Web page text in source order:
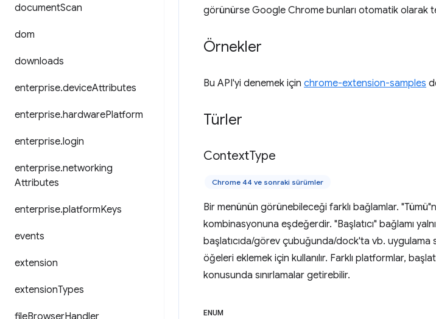
documentScan
dom
downloads
enterprise.deviceAttributes
enterprise.hardwarePlatform
enterprise.login
enterprise.networking
Attributes
enterprise.platformKeys
events
extension
extensionTypes
fileBrowserHandler
görünürse Google Chrome bunları otomatik olarak
Örnekler
Bu API'yi denemek için chrome-extension-samples
Türler
ContextType
Chrome 44 ve sonraki sürümler
Bir menünün görünebileceği farklı bağlamlar.
kombinasyonuna eşdeğerdir. "Başlatıcı" bağlamı
başlatıcıda/görev çubuğunda/dock'ta vb. uygulama
öğeleri eklemek için kullanılır. Farklı platformlar,
konusunda sınırlamalar getirebilir.
ENUM